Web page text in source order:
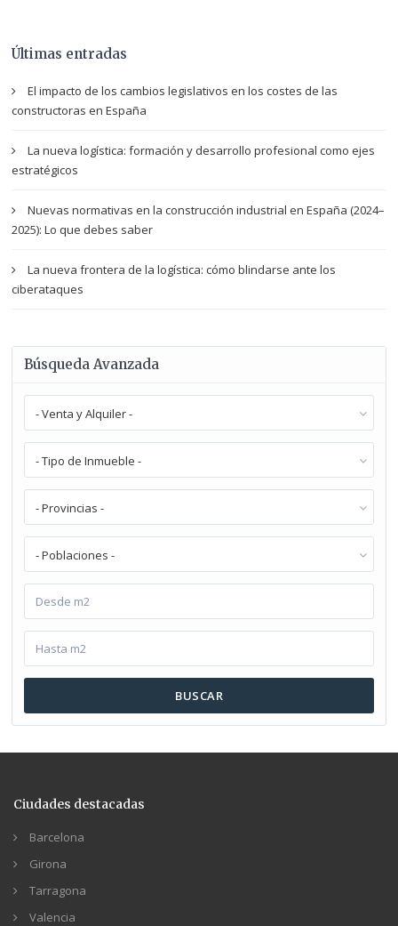
Últimas entradas
El impacto de los cambios legislativos en los costes de las
constructoras en España
La nueva logística: formación y desarrollo profesional como ejes
estratégicos
Nuevas normativas en la construcción industrial en España (2024–
2025): Lo que debes saber
La nueva frontera de la logística: cómo blindarse ante los
ciberataques
Búsqueda Avanzada
- Venta y Alquiler -
- Tipo de Inmueble -
- Provincias -
- Poblaciones -
BUSCAR
Ciudades destacadas
Barcelona
Girona
Tarragona
Valencia